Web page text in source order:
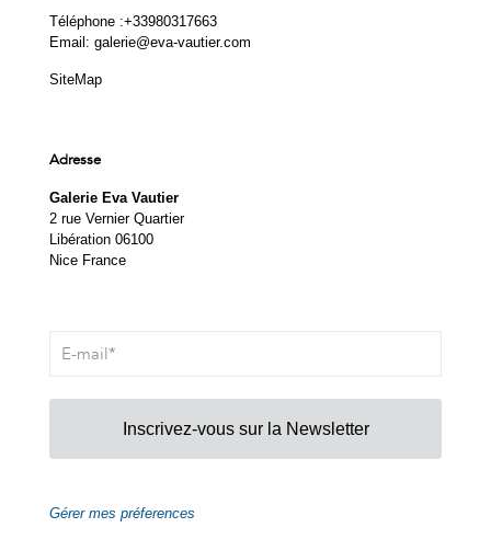
Téléphone :+33980317663
Email: galerie@eva-vautier.com
SiteMap
Adresse
Galerie Eva Vautier
2 rue Vernier Quartier
Libération 06100
Nice France
Inscrivez-vous sur la Newsletter
Gérer mes préferences